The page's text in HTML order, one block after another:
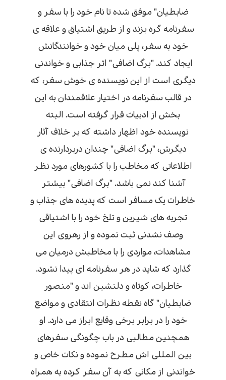
ضابطیان" موفق شده تا نام خود را با سفر و
سفرنامه گره بزند و از طریق اشتیاق و علاقه ی
خود به سفر، پلی میان خود و خوانندگانش
ایجاد کند. "برگ اضافی" اثر جذابی و خواندنی
دیگری است از این نویسنده ی خوش سفر، که
در قالب سفرنامه در اختیار علاقمندان به این
بخش از ادبیات قرار گرفته است. البته
نویسنده خود اظهار داشته که بر خلاف آثار
دیگرش، "برگ اضافی" چندان دربردارنده ی
اطلاعاتی که مخاطب را با کشورهای مورد نظر
آشنا کند نمی باشد. "برگ اضافی" بیشتر
خاطرات یک مسافر است که پدیده های جذاب و
تجربه های شیرین و تلخ خود را با اشتیاقی
وصف نشدنی ثبت نموده و از رهروی این
مشاهدات، مواردی را با مخاطبش درمیان می
گذارد که شاید در هر سفرنامه ای پیدا نشود.
خاطرات، کوتاه و دلنشین اند و "منصور
ضابطیان" گاه نقطه نظرات انتقادی و مواضع
خود را در برابر برخی وقایع ابراز می دارد. او
همچنین مطالبی در باب چگونگی سفرهای
بین المللی اش مطرح نموده و نکات خاص و
خواندنی از مکانی که به آن سفر کرده به همراه